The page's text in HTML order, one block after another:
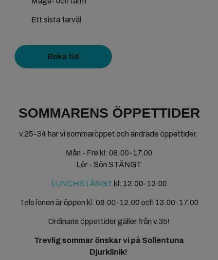
Ett sista farväl
Boka tid
SOMMARENS ÖPPETTIDER
v.25-34 har vi sommaröppet och ändrade öppettider.
Mån - Fre kl: 08.00-17.00
Lör - Sön STÄNGT
LUNCHSTÄNGT kl: 12.00-13.00
Telefonen är öppen kl: 08.00-12.00 och 13.00-17.00
Ordinarie öppettider gäller från v.35!
Trevlig sommar önskar vi på Sollentuna
Djurklinik!